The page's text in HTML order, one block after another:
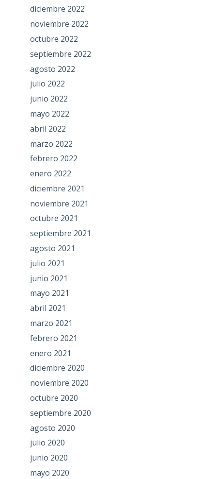
diciembre 2022
noviembre 2022
octubre 2022
septiembre 2022
agosto 2022
julio 2022
junio 2022
mayo 2022
abril 2022
marzo 2022
febrero 2022
enero 2022
diciembre 2021
noviembre 2021
octubre 2021
septiembre 2021
agosto 2021
julio 2021
junio 2021
mayo 2021
abril 2021
marzo 2021
febrero 2021
enero 2021
diciembre 2020
noviembre 2020
octubre 2020
septiembre 2020
agosto 2020
julio 2020
junio 2020
mayo 2020